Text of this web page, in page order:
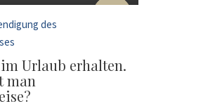
10
des
Urlaub erhalten.
man